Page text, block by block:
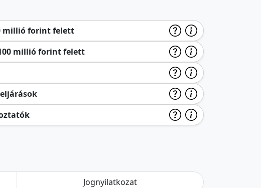
millió forint felett
millió forint felett
Jognyilatkozat